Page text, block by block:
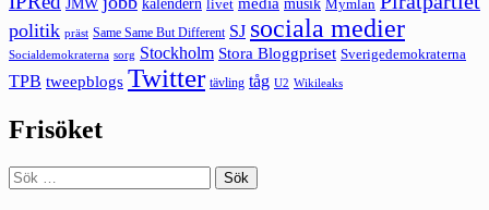
JMW kalendern livet media musik Mymlan
politik präst Same Same But Different SJ sociala medier
Socialdemokraterna sorg Stockholm Stora Bloggpriset Sverigedemokraterna
TPB tweepblogs Twitter tävling tåg U2 Wikileaks
Frisöket
Sök
efter: